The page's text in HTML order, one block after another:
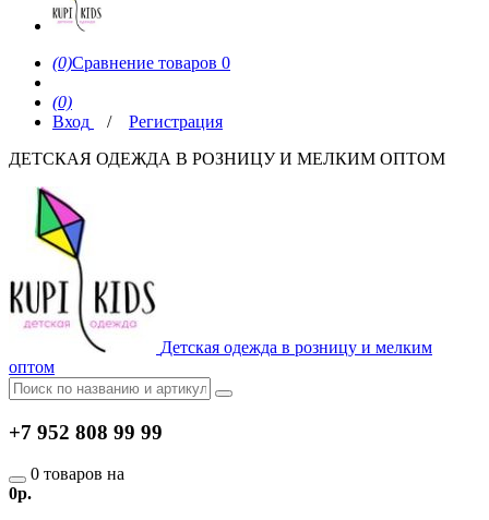
(0)Сравнение товаров 0
(0)
Вход
/
Регистрация
ДЕТСКАЯ ОДЕЖДА В РОЗНИЦУ И МЕЛКИМ ОПТОМ
Детская одежда в розницу и мелким
оптом
+7 952 808 99 99
0 товаров на
0р.